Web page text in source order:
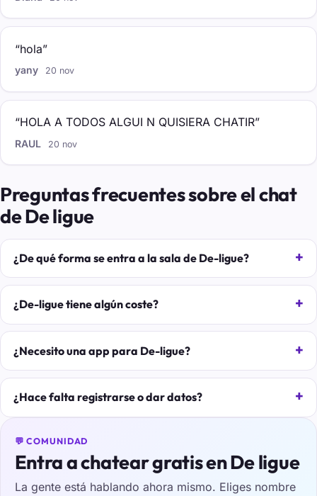
“hola”
yany 20 nov
“HOLA A TODOS ALGUI N QUISIERA CHATIR”
RAUL 20 nov
Preguntas frecuentes sobre el chat
de De ligue
¿De qué forma se entra a la sala de De-ligue?
¿De-ligue tiene algún coste?
¿Necesito una app para De-ligue?
¿Hace falta registrarse o dar datos?
💬 COMUNIDAD
Entra a chatear gratis en De ligue
La gente está hablando ahora mismo. Eliges nombre